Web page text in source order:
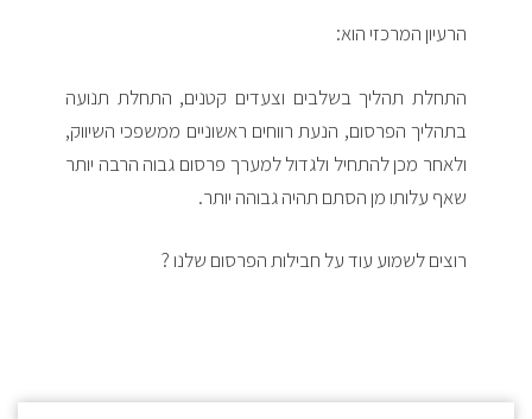
הרעיון המרכזי הוא:
התחלת תהליך בשלבים וצעדים קטנים, התחלת תנועה
בתהליך הפרסום, הנעת רווחים ראשוניים ממשפכי השיווק,
ולאחר מכן להתחיל ולגדול למערך פרסום גבוה הרבה יותר
שאף עלותו מן הסתם תהיה גבוהה יותר.
רוצים לשמוע עוד על חבילות הפרסום שלנו ?